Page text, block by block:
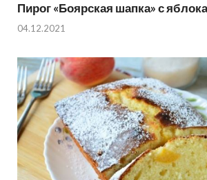
Пирог «Боярская шапка» с
04.12.2021